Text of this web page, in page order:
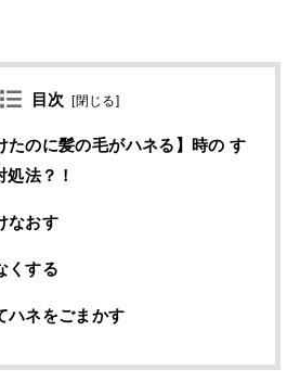
目次 [閉じる]
たのに髪の毛がハネる】時の す
法？！
なおす
くする
ハネをごまかす